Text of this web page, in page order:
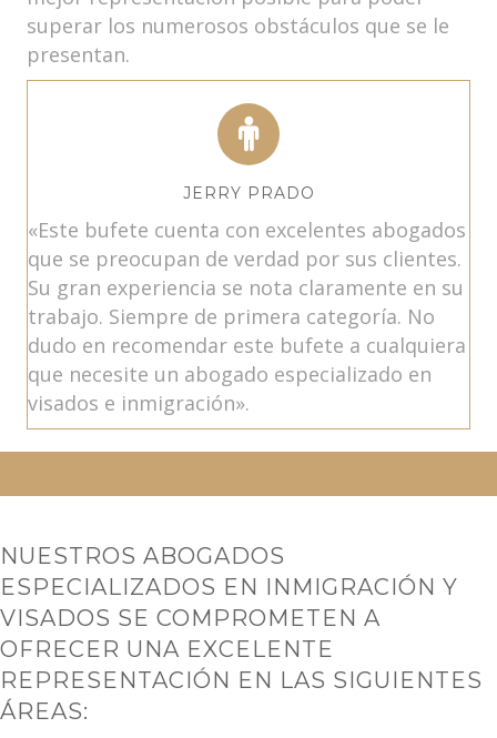
superar los numerosos obstáculos que se le
presentan.
JERRY PRADO
«Este bufete cuenta con excelentes abogados
que se preocupan de verdad por sus clientes.
Su gran experiencia se nota claramente en su
trabajo. Siempre de primera categoría. No
dudo en recomendar este bufete a cualquiera
que necesite un abogado especializado en
visados e inmigración».
NUESTROS ABOGADOS
ESPECIALIZADOS EN INMIGRACIÓN Y
VISADOS SE COMPROMETEN A
OFRECER UNA EXCELENTE
REPRESENTACIÓN EN LAS SIGUIENTES
ÁREAS: